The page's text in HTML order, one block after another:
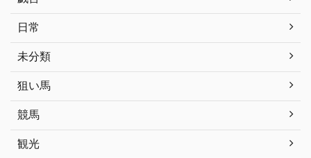
日常
未分類
狙い馬
競馬
観光